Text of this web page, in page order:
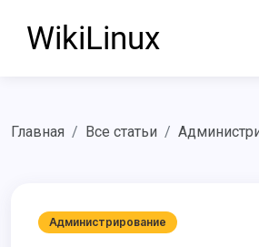
Главная Все статьи
Администрирование